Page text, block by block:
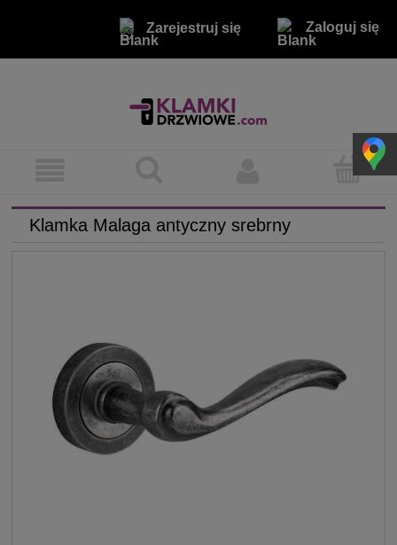
Zarejestruj się Zaloguj się
Klamka Malaga antyczny srebrny